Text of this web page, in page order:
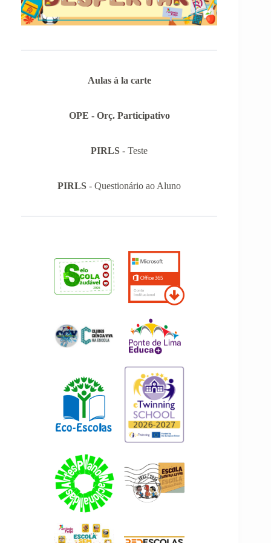
Aulas à la carte
OPE - Orç. Participativo
PIRLS - Teste
PIRLS - Questionário ao Aluno